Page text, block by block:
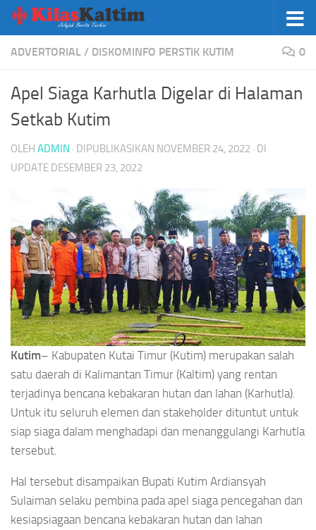
Skip to content
ADVERTORIAL / DISKOMINFO PERSTIK KUTIM 0
Apel Siaga Karhutla Digelar di Halaman
Setkab Kutim
OLEH ADMIN · DIPUBLIKASIKAN NOVEMBER 24, 2022 · DI
UPDATE DESEMBER 23, 2022
Kutim– Kabupaten Kutai Timur (Kutim) merupakan salah
satu daerah di Kalimantan Timur (Kaltim) yang rentan
terjadinya bencana kebakaran hutan dan lahan (Karhutla).
Untuk itu seluruh elemen dan stakeholder dituntut untuk
siap siaga dalam menghadapi dan menanggulangi Karhutla
tersebut.
Hal tersebut disampaikan Bupati Kutim Ardiansyah
Sulaiman selaku pembina pada apel siaga pencegahan dan
kesiapsiagaan bencana kebakaran hutan dan lahan